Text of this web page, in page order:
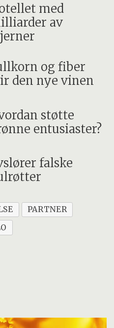
med
av
og fiber
den nye vinen
støtte
entusiaster?
falske
PARTNER